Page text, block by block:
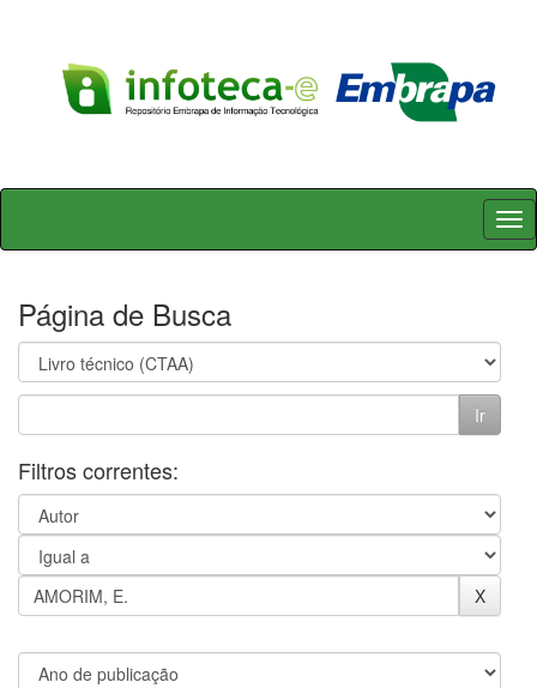
Skip
Página de Busca
Filtros correntes: